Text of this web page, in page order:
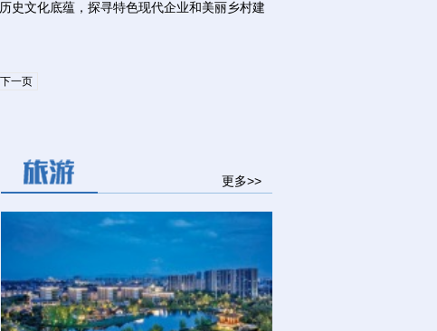
史文化底蕴，探寻特色现代企业和美丽乡村建
下一页
更多>>